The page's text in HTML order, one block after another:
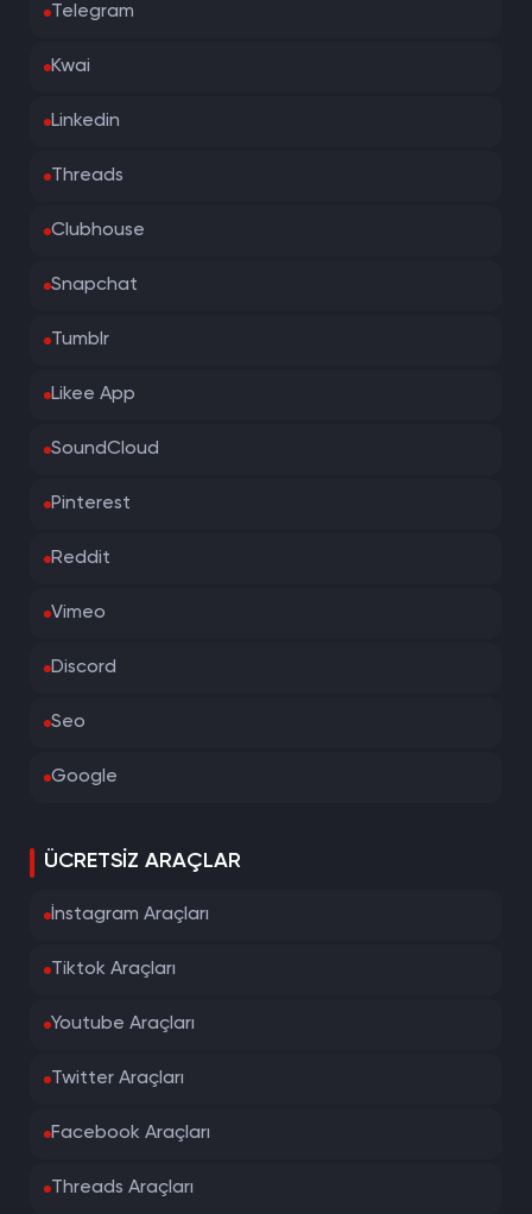
Telegram
Kwai
Linkedin
Threads
Clubhouse
Snapchat
Tumblr
Likee App
SoundCloud
Pinterest
Reddit
Vimeo
Discord
Seo
Google
ÜCRETSIZ ARAÇLAR
İnstagram Araçları
Tiktok Araçları
Youtube Araçları
Twitter Araçları
Facebook Araçları
Threads Araçları